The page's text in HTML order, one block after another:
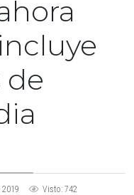
de
2019 Visto: 742